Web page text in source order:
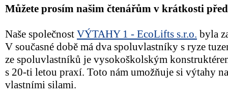
Můžete prosím našim čtenářům v krátkosti
Naše společnost VÝTAHY 1 - EcoLifts s.r.o. byla
V současné době má dva spoluvlastníky s ryze
ze spoluvlastníků je vysokoškolským
s 20-ti letou praxí. Toto nám umožňuje si výtahy
vlastními silami.